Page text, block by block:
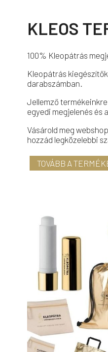
KLEOS
100% Kleopátrás
Kleopátrás
darabszámban.
Jellemző
egyedi megjelenés és
Vásárold meg
hozzád legközelebbi
TOVÁBB A